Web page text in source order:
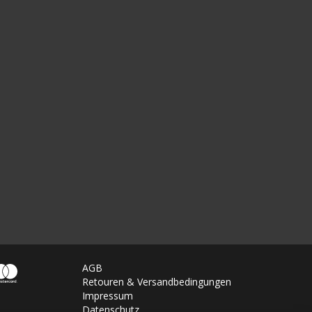
AGB
Retouren & Versandbedingungen
Impressum
Datenschutz